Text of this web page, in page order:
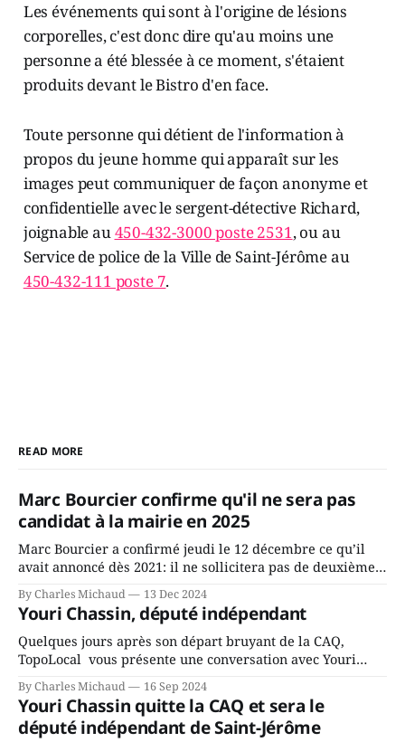
Les événements qui sont à l'origine de lésions
corporelles, c'est donc dire qu'au moins une
personne a été blessée à ce moment, s'étaient
produits devant le Bistro d'en face.
Toute personne qui détient de l'information à
propos du jeune homme qui apparaît sur les
images peut communiquer de façon anonyme et
confidentielle avec le sergent-détective Richard,
joignable au450-432-3000 poste 2531, ou au
Service de police de la Ville de Saint-Jérôme au
450-432-111 poste 7.
READ MORE
Marc Bourcier confirme qu'il ne sera pas
candidat à la mairie en 2025
Marc Bourcier a confirmé jeudi le 12 décembre ce qu’il
avait annoncé dès 2021: il ne sollicitera pas de deuxième
mandat à titre de maire de Saint-Jérôme. Bourcier en a
fait l’annonce en s’adressant aux employés de la ville,
rassemblés en soirée pour leur traditionnel souper
By Charles Michaud 13 Dec 2024
Youri Chassin, député indépendant
Quelques jours après son départ bruyant de la CAQ,
TopoLocal vous présente une conversation avec Youri
Chassin. Nous avons causé de sa décision. Y songeait-il
depuis longtemps? Sera-t-il candidat indépendant dans 2
ans? Joindrait-il un autre parti, par exemple les
conservateurs d’Éric Duhaime? Que lui
By Charles Michaud 16 Sep 2024
Youri Chassin quitte la CAQ et sera le
député indépendant de Saint-Jérôme